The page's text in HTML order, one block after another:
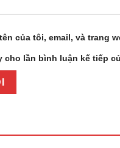
của tôi, email, và trang
cho lần bình luận kế tiếp